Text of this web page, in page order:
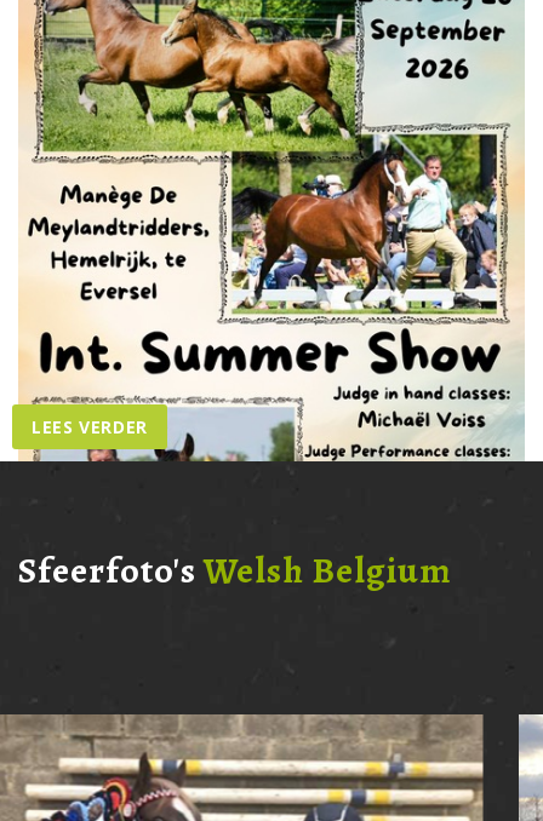
Nationale show - 30/08/2026
Int Summer Show - 26/09/2026
Nieuwe datum is bekend gemaakt - 26/09/26
LEES VERDER
Sfeerfoto'sWelsh Belgium